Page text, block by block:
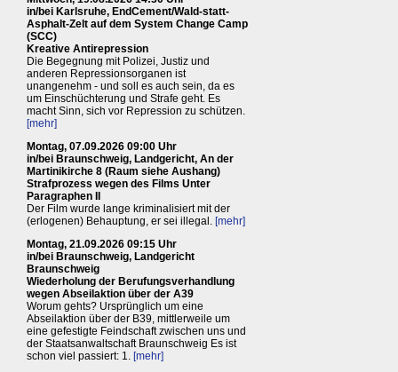
in/bei Karlsruhe, EndCement/Wald-statt-
Asphalt-Zelt auf dem System Change Camp
(SCC)
Kreative Antirepression
Die Begegnung mit Polizei, Justiz und
anderen Repressionsorganen ist
unangenehm - und soll es auch sein, da es
um Einschüchterung und Strafe geht. Es
macht Sinn, sich vor Repression zu schützen.
[mehr]
Montag, 07.09.2026 09:00 Uhr
in/bei Braunschweig, Landgericht, An der
Martinikirche 8 (Raum siehe Aushang)
Strafprozess wegen des Films Unter
Paragraphen II
Der Film wurde lange kriminalisiert mit der
(erlogenen) Behauptung, er sei illegal. [mehr]
Montag, 21.09.2026 09:15 Uhr
in/bei Braunschweig, Landgericht
Braunschweig
Wiederholung der Berufungsverhandlung
wegen Abseilaktion über der A39
Worum gehts? Ursprünglich um eine
Abseilaktion über der B39, mittlerweile um
eine gefestigte Feindschaft zwischen uns und
der Staatsanwaltschaft Braunschweig Es ist
schon viel passiert: 1. [mehr]